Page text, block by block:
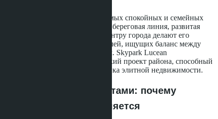
Джомтьен остаётся одним из самых спокойных и семейных
районов Паттайи. Протяжённая береговая линия, развитая
инфраструктура и близость к центру города делают его
привлекательным для покупателей, ищущих баланс между
активной жизнью и уединением. Skypark Lucean
позиционируется как флагманский проект района, способный
изменить облик локального рынка элитной недвижимости.
Сравнение с конкурентами: почему
Skypark Lucean выделяется